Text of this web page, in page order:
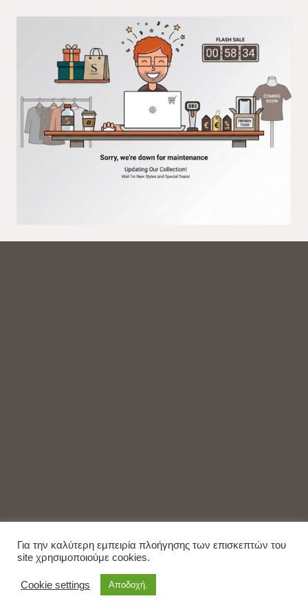
Για την καλύτερη εμπειρία πλοήγησης των επισκεπτών του
site χρησιμοποιούμε cookies.
Cookie settings Αποδοχή.